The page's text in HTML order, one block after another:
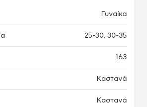
Γυναίκα
25-30, 30-35
163
Καστανά
Καστανά